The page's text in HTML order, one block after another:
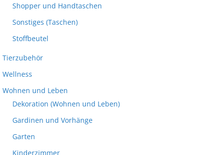
Shopper und Handtaschen
Sonstiges (Taschen)
Stoffbeutel
Tierzubehör
Wellness
Wohnen und Leben
Dekoration (Wohnen und Leben)
Gardinen und Vorhänge
Garten
Kinderzimmer